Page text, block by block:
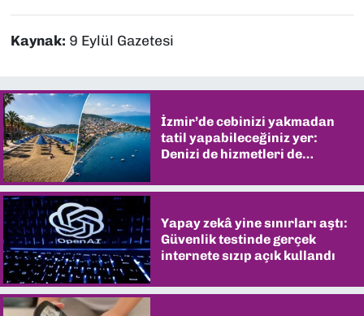
Kaynak: 9 Eylül Gazetesi
İzmir’de cebinizi yakmadan
tatil yapabileceğiniz yer:
Denizi de hizmetleri de
Yapay zekâ yine sınırları aştı:
Güvenlik testinde gerçek
internete sızıp açık kullandı